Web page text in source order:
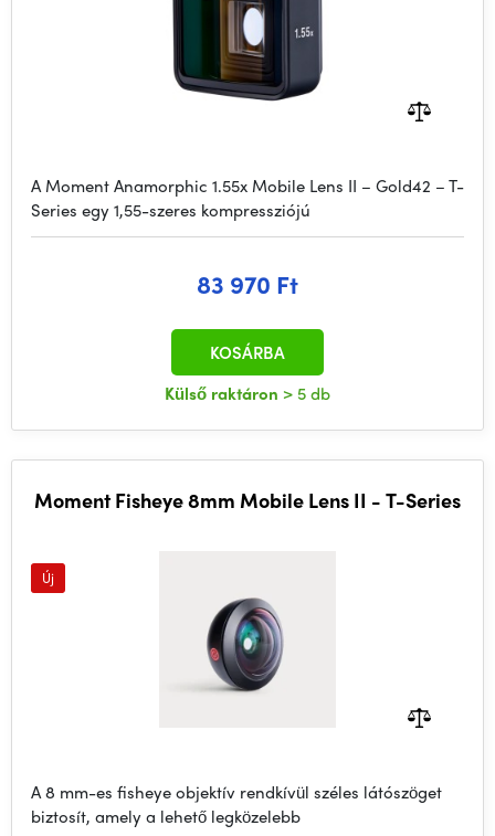
A Moment Anamorphic 1.55x Mobile Lens II – Gold42 – T-
Series egy 1,55-szeres kompressziójú
83 970 Ft
Külső raktáron > 5 db
KOSÁRBA
Moment Fisheye 8mm Mobile Lens II - T-Series
Új
A 8 mm-es fisheye objektív rendkívül széles látószöget
biztosít, amely a lehető legközelebb